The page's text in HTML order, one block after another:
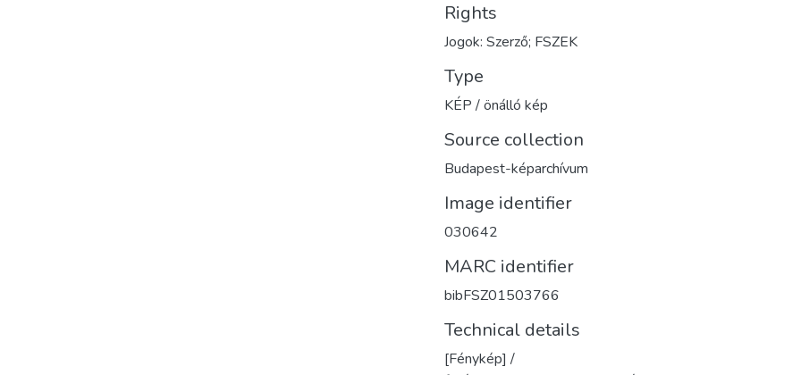
Rights
Jogok: Szerző; FSZEK
Type
KÉP / önálló kép
Source collection
Budapest-képarchívum
Image identifier
030642
MARC identifier
bibFSZ01503766
Technical details
[Fénykép] /